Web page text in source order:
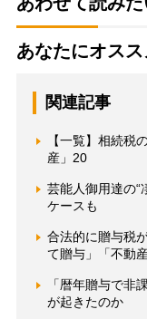
あなたにオスス
関連記事
【一覧】相続税
産」20
芸能人御用達の“
ケースも
合法的に贈与税
て贈与」「不動
「暦年贈与で
が起きたのか